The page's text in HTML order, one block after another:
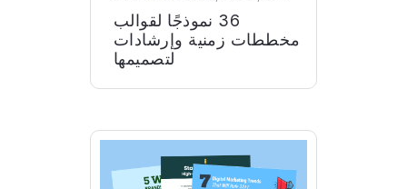
36 نموذجًا لقوالب
مخططات زمنية وإرشادات
لتصميمها